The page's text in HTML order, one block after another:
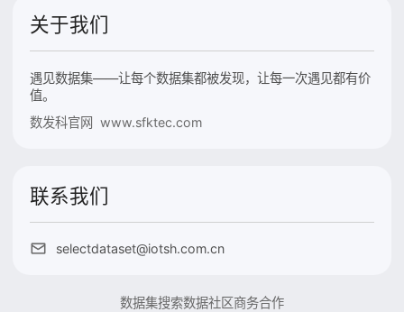
关于我们
遇见数据集——让每个数据集都被发现，让每一次遇见都有价
值。
数发科官网 www.sfktec.com
联系我们
selectdataset@iotsh.com.cn
数据集搜索数据社区商务合作